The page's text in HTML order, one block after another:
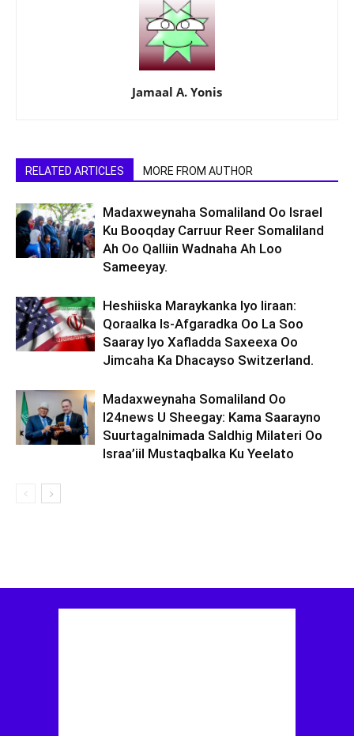
Jamaal A. Yonis
RELATED ARTICLES MORE FROM AUTHOR
Madaxweynaha Somaliland Oo Israel
Ku Booqday Carruur Reer Somaliland
Ah Oo Qalliin Wadnaha Ah Loo
Sameeyay.
Heshiiska Maraykanka Iyo Iiraan:
Qoraalka Is-Afgaradka Oo La Soo
Saaray Iyo Xafladda Saxeexa Oo
Jimcaha Ka Dhacayso Switzerland.
Madaxweynaha Somaliland Oo
I24news U Sheegay: Kama Saarayno
Suurtagalnimada Saldhig Milateri Oo
Israa’iil Mustaqbalka Ku Yeelato